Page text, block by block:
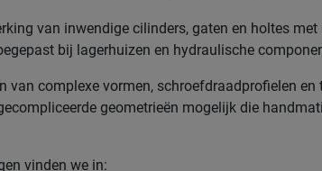
van inwendige cilinders, gaten en holtes met
bij lagerhuizen en hydraulische
van complexe vormen, schroefdraadprofielen en
geometrieën mogelijk die
vinden we in: